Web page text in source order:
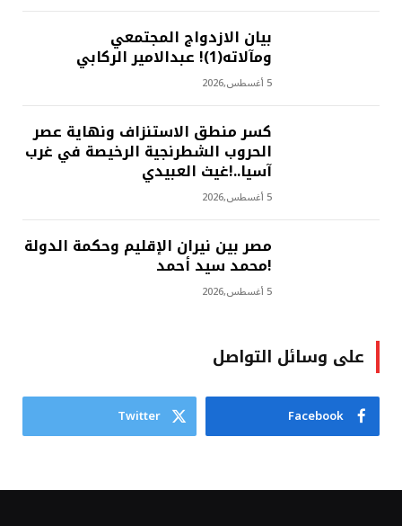
بيان الازدواج المجتمعي
ومآلاته(1)! عبدالامير الركابي
5 أغسطس,2026
كسر منطق الاستنزاف ونهاية عصر
الحروب الشطرنجية الرخيصة في غرب
آسيا..!غيث العبيدي
5 أغسطس,2026
مصر بين نيران الإقليم وحكمة الدولة
!محمد سيد أحمد
5 أغسطس,2026
على وسائل التواصل
Facebook
Twitter